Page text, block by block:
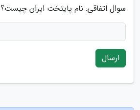
سوال اتفاقی: نام پایتخت ایران چیست؟
ارسال